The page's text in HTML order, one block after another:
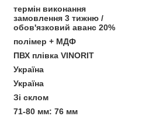
термін виконання
замовлення 3 тижню /
обов'язковий аванс 20%
полімер + МДФ
ПВХ плівка VINORIT
Україна
Україна
Зі склом
71-80 мм: 76 мм